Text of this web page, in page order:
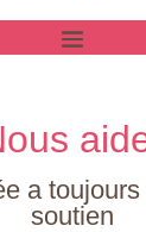
a
soutien